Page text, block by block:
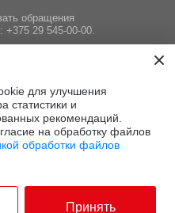
обращения
+375 29 545-00-00.
исполнительных и
покупателей:
Условия
для улучшения
статистики и
рекомендаций.
на обработку файлов
обработки файлов
Принять